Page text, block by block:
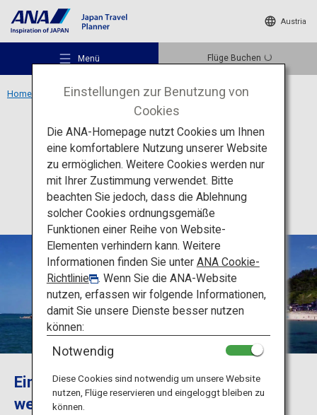
Austria
Menü Flüge Buchen
Empfohlene Orte
Reiseideen
Reiseziele
Reiseinformationen
Home Region Tohoku Yunohama Onsen
Unterkunft Yamagata
Yunohama Onsen
Ein Badeort mit heißen Quellen,
weißem Sandstrand und herrlichem
Einstellungen zur Benutzung von
Cookies
Die ANA-Homepage nutzt Cookies um Ihnen
eine komfortablere Nutzung unserer Website
zu ermöglichen. Weitere Cookies werden nur
mit Ihrer Zustimmung verwendet. Bitte
beachten Sie jedoch, dass die Ablehnung
solcher Cookies ordnungsgemäße
Funktionen einer Reihe von Website-
Elementen verhindern kann. Weitere
Informationen finden Sie unter ANA Cookie-
Richtlinie
. Wenn Sie die ANA-Website
nutzen, erfassen wir folgende Informationen,
damit Sie unsere Dienste besser nutzen
können:
Notwendig
Diese Cookies sind notwendig um unsere Website
nutzen, Flüge reservieren und eingeloggt bleiben zu
können.